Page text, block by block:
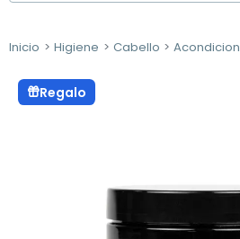
Inicio Higiene Cabello
Regalo